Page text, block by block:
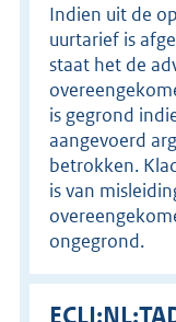
Indien uit de
uurtarief is
staat het de
is gegrond
aangevoerd
betrokken.
is van
ongegrond.